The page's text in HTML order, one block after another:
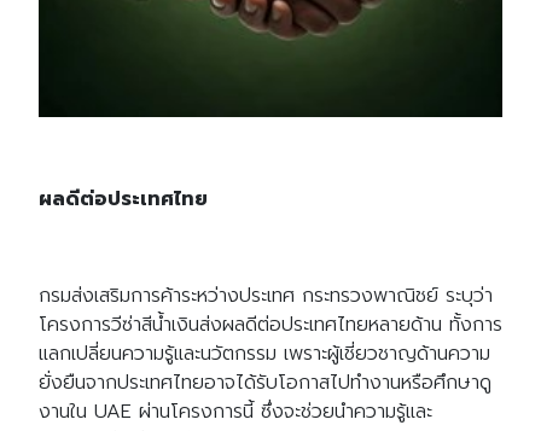
ผลดีต่อประเทศไทย
กรมส่งเสริมการค้าระหว่างประเทศ กระทรวงพาณิชย์ ระบุว่า
โครงการวีซ่าสีน้ำเงินส่งผลดีต่อประเทศไทยหลายด้าน ทั้งการ
แลกเปลี่ยนความรู้และนวัตกรรม เพราะผู้เชี่ยวชาญด้านความ
ยั่งยืนจากประเทศไทยอาจได้รับโอกาสไปทำงานหรือศึกษาดู
งานใน UAE ผ่านโครงการนี้ ซึ่งจะช่วยนำความรู้และ